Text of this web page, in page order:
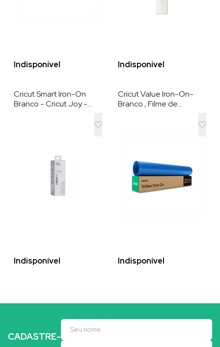
Indisponível Indisponível
Cricut Smart Iron-On
Branco - Cricut Joy -
Indisponível
Cricut Value Iron-On-
Branco , Filme de
Indisponível
CADASTRE-